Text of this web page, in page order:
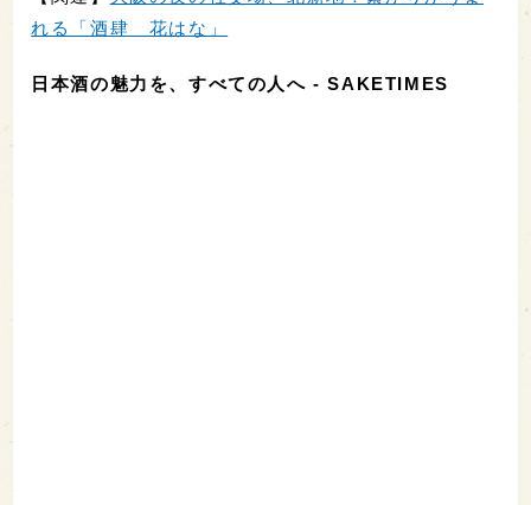
れる「酒肆 花はな」
日本酒の魅力を、すべての人へ - SAKETIMES